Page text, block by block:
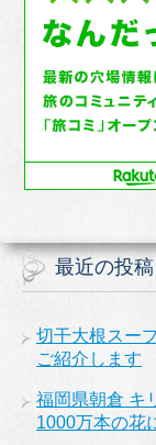
最近の投稿
切干大根スー
ご紹介します
福岡県朝倉 キ
1000万本の花